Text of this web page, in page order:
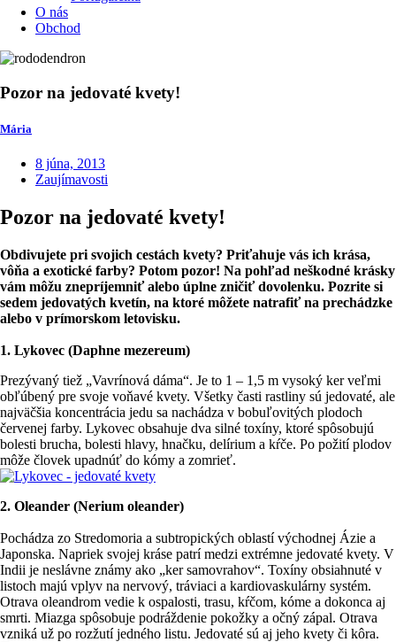
O nás
Obchod
Pozor na jedovaté kvety!
Mária
8 júna, 2013
Zaujímavosti
Pozor na jedovaté kvety!
Obdivujete pri svojich cestách kvety? Priťahuje vás ich krása,
vôňa a exotické farby? Potom pozor! Na pohľad neškodné krásky
vám môžu znepríjemniť alebo úplne zničiť dovolenku. Pozrite si
sedem jedovatých kvetín, na ktoré môžete natrafiť na prechádzke
alebo v prímorskom letovisku.
1. Lykovec (Daphne mezereum)
Prezývaný tiež „Vavrínová dáma“. Je to 1 – 1,5 m vysoký ker veľmi
obľúbený pre svoje voňavé kvety. Všetky časti rastliny sú jedovaté, ale
najväčšia koncentrácia jedu sa nachádza v bobuľovitých plodoch
červenej farby. Lykovec obsahuje dva silné toxíny, ktoré spôsobujú
bolesti brucha, bolesti hlavy, hnačku, delírium a kŕče. Po požití plodov
môže človek upadnúť do kómy a zomrieť.
2. Oleander (Nerium oleander)
Pochádza zo Stredomoria a subtropických oblastí východnej Ázie a
Japonska. Napriek svojej kráse patrí medzi extrémne jedovaté kvety. V
Indii je neslávne známy ako „ker samovrahov“. Toxíny obsiahnuté v
listoch majú vplyv na nervový, tráviaci a kardiovaskulárny systém.
Otrava oleandrom vedie k ospalosti, trasu, kŕčom, kóme a dokonca aj
smrti. Miazga spôsobuje podráždenie pokožky a očný zápal. Otrava
vzniká už po rozžutí jedného listu. Jedovaté sú aj jeho kvety či kôra.